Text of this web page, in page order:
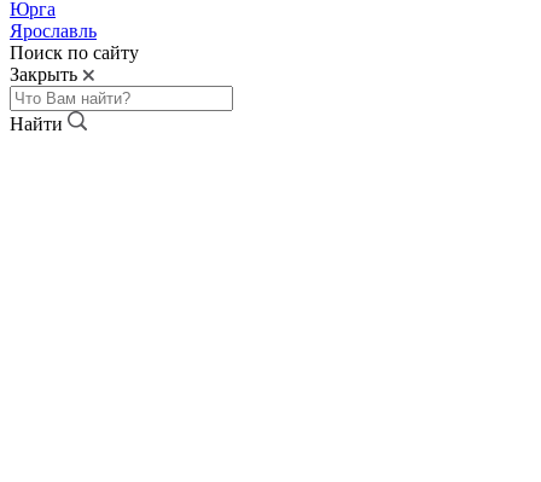
Юрга
Ярославль
Поиск по сайту
Закрыть
Найти